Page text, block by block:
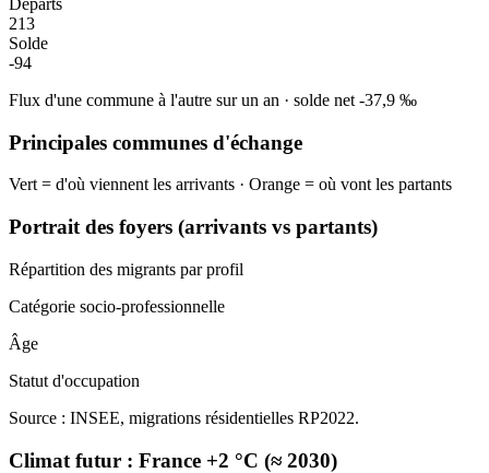
Départs
213
Solde
-94
Flux d'une commune à l'autre sur un an · solde net -37,9 ‰
Principales communes d'échange
Vert = d'où viennent les arrivants · Orange = où vont les partants
Portrait des foyers (arrivants vs partants)
Répartition des migrants par profil
Catégorie socio-professionnelle
Âge
Statut d'occupation
Source : INSEE, migrations résidentielles RP2022.
Climat futur : France +2 °C (≈ 2030)